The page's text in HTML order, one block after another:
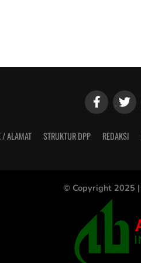
/ ALAMAT STRUKTUR DPP REDAKSI
© Copyright 2025 |